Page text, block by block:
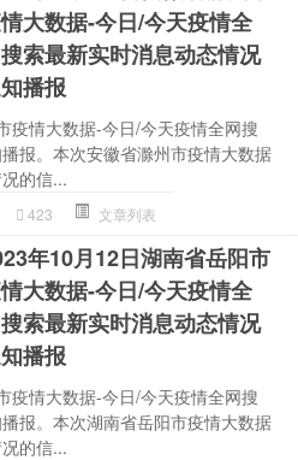
大数据-今日/今天疫情全
索最新实时消息动态情况
播报
疫情大数据-今日/今天疫情全网搜
报。本次安徽省滁州市疫情大数据
的信...
423 文章列表
年10月12日湖南省岳阳市
大数据-今日/今天疫情全
索最新实时消息动态情况
播报
疫情大数据-今日/今天疫情全网搜
报。本次湖南省岳阳市疫情大数据
的信...